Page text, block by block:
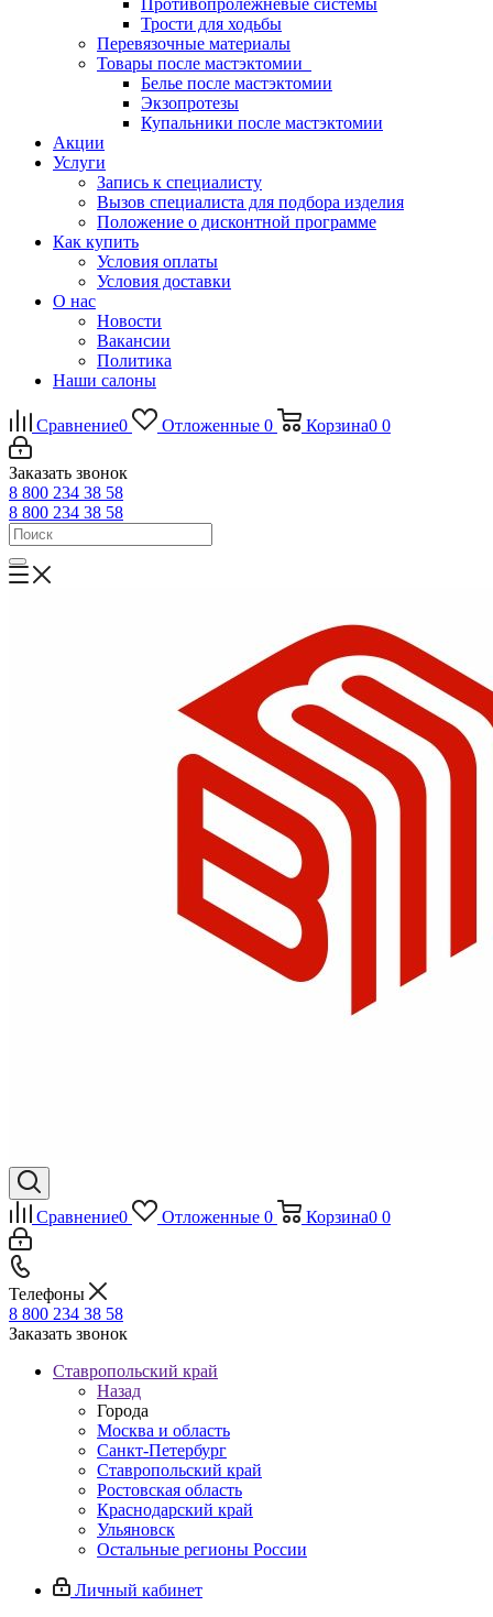
Противопролежневые системы
Трости для ходьбы
Перевязочные материалы
Товары после мастэктомии
Белье после мастэктомии
Экзопротезы
Купальники после мастэктомии
Акции
Услуги
Запись к специалисту
Вызов специалиста для подбора изделия
Положение о дисконтной программе
Как купить
Условия оплаты
Условия доставки
О нас
Новости
Вакансии
Политика
Наши салоны
Сравнение0 Отложенные 0 Корзина0 0
Заказать звонок
8 800 234 38 58
8 800 234 38 58
Сравнение0 Отложенные 0 Корзина0 0
Телефоны
8 800 234 38 58
Заказать звонок
Ставропольский край
Назад
Города
Москва и область
Санкт-Петербург
Ставропольский край
Ростовская область
Краснодарский край
Ульяновск
Остальные регионы России
Личный кабинет